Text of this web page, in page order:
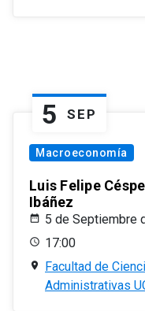
5 SEP
Macroeconomía
Luis Felipe
Ibáñez
5 de Septiembre
17:00
Facultad de
Administrativas